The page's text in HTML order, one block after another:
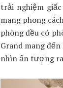
trải nghiệm
mang phong
phòng đều có
Grand mang
nhìn ấn tượng